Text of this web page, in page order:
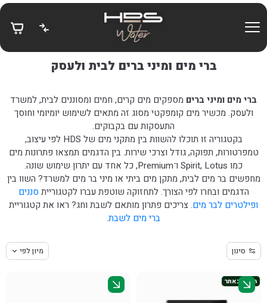
Skip to Content
ברי מים ומיני ברים לבית ולעסק
ברי מים ומיני ברים מספקים מים קרים, חמים ומסוננים לבית, למשרד
ולעסק. מכשיר מים קומפקטי מסוג זה מתאים לשימוש יומיומי וחוסך
התעסקות עם בקבוקים.
בקטגוריה זו תוכלו להשוות בין מתקני מים של HDS לפי עיצוב,
טמפרטורות, תפוקה, גודל וצרכי שירות. בין הדגמים תמצאו פתרונות מים
כמו Spirit, Lotus ו־Premium, כל אחד עם יתרון שימוש שונה.
מחפשים בר מים לבית, מתקן מים ביתי או מיני בר מים למשרד? השוו בין
הדגמים ובחרו לפי הצורך. לתחזוקה שוטפת עברו לקטגוריית סננים
ופילטרים לבר מים. צריכים פתרון מותאם לשבת וחג? ראו את קטגוריית
ברי מים לשבת.
סינון מיון לפי
חדש באתר
בחזרה למעלה